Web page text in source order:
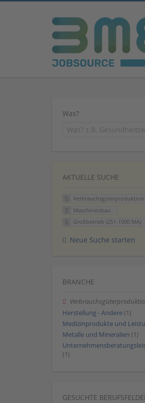
Was?
AKTUELLE SUCHE
Verbrauchsgüterproduktion
Maschinenbau
Großbetrieb (251-1000 MA)
Neue Suche starten
BRANCHE
Herstellung - Andere (1)
Medizinprodukte und
Metalle und Mineralien (1)
(1)
GESUCHTE